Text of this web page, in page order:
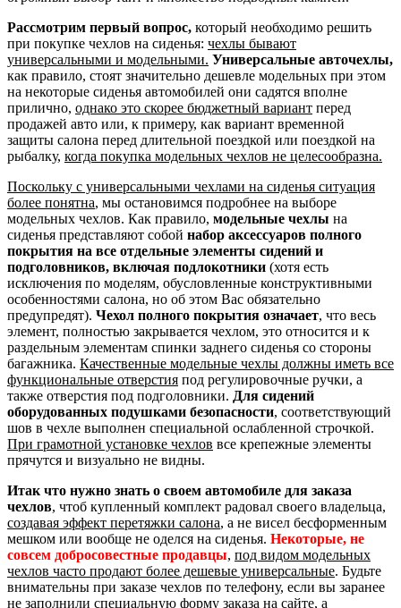
Рассмотрим первый вопрос, который необходимо решить
при покупке чехлов на сиденья: чехлы бывают
универсальными и модельными. Универсальные авточехлы,
как правило, стоят значительно дешевле модельных при этом
на некоторые сиденья автомобилей они садятся вполне
прилично, однако это скорее бюджетный вариант перед
продажей авто или, к примеру, как вариант временной
защиты салона перед длительной поездкой или поездкой на
рыбалку, когда покупка модельных чехлов не целесообразна.
Поскольку с универсальными чехлами на сиденья ситуация
более понятна, мы остановимся подробнее на выборе
модельных чехлов. Как правило, модельные чехлы на
сиденья представляют собой набор аксессуаров полного
покрытия на все отдельные элементы сидений и
подголовников, включая подлокотники (хотя есть
исключения по моделям, обусловленные конструктивными
особенностями салона, но об этом Вас обязательно
предупредят). Чехол полного покрытия означает, что весь
элемент, полностью закрывается чехлом, это относится и к
раздельным элементам спинки заднего сиденья со стороны
багажника. Качественные модельные чехлы должны иметь все
функциональные отверстия под регулировочные ручки, а
также отверстия под подголовники. Для сидений
оборудованных подушками безопасности, соответствующий
шов в чехле выполнен специальной ослабленной строчкой.
При грамотной установке чехлов все крепежные элементы
прячутся и визуально не видны.
Итак что нужно знать о своем автомобиле для заказа
чехлов, чтоб купленный комплект радовал своего владельца,
создавая эффект перетяжки салона, а не висел бесформенным
мешком или вообще не оделся на сиденья. Некоторые, не
совсем добросовестные продавцы, под видом модельных
чехлов часто продают более дешевые универсальные. Будьте
внимательны при заказе чехлов по телефону, если вы заранее
не заполнили специальную форму заказа на сайте, а